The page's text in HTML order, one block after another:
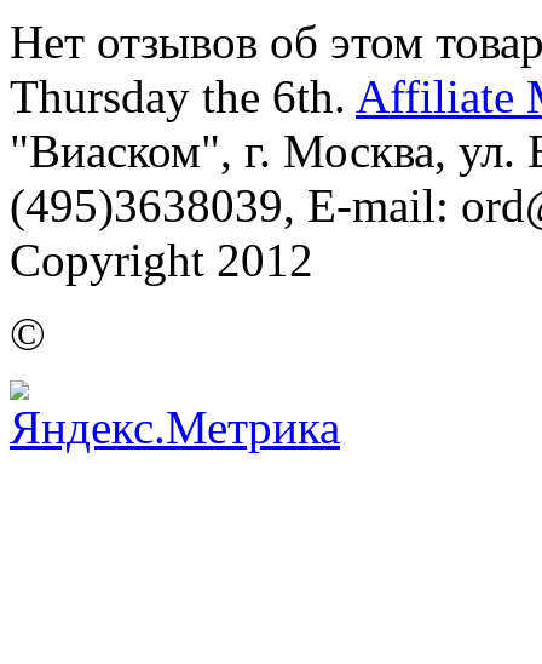
Нет отзывов об этом
Thursday the 6th. Affiliate
"Виаском", г. Москва, ул.
(495)3638039, E-mail:
Copyright 2012
©